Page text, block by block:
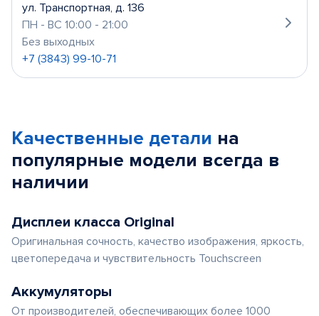
ул. Транспортная, д. 136
ПН - ВС 10:00 - 21:00
Без выходных
+7 (3843) 99-10-71
Качественные детали на
популярные модели всегда в
наличии
Дисплеи класса Original
Оригинальная сочность, качество изображения, яркость,
цветопередача и чувствительность Touchscreen
Аккумуляторы
От производителей, обеспечивающих более 1000